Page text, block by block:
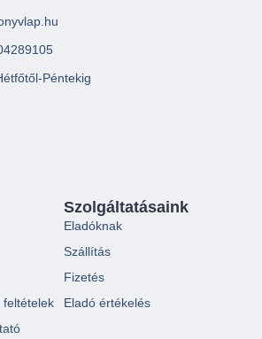
Szolgáltatásaink
Eladóknak
Szállítás
Fizetés
Eladó értékelés
feltételek
Péntekig